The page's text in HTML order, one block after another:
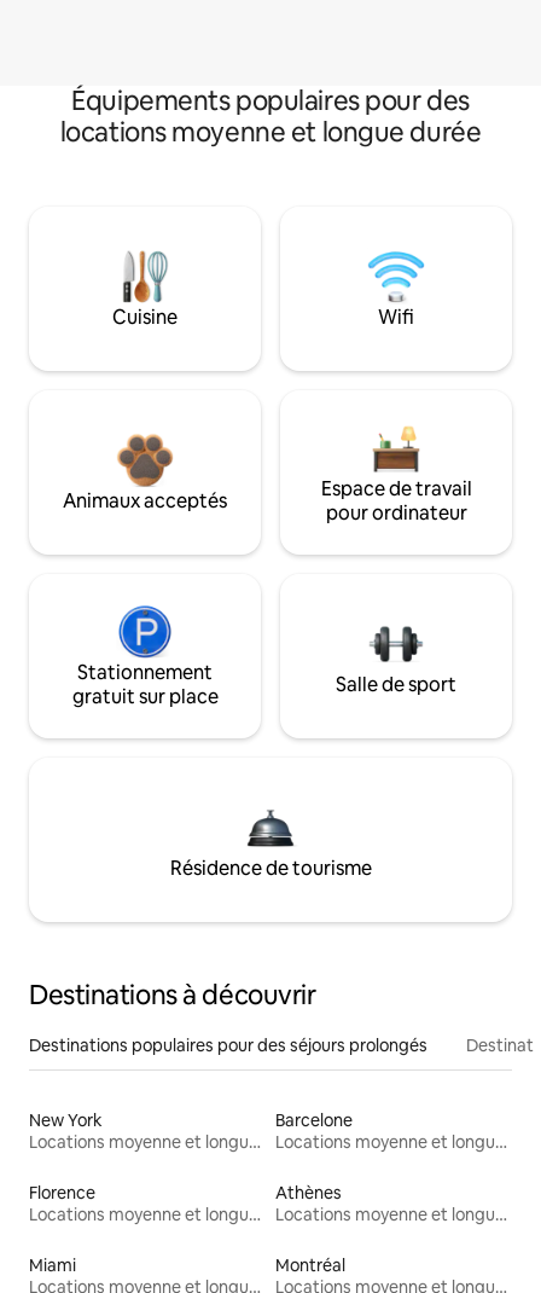
Équipements populaires pour des
locations moyenne et longue durée
Cuisine Wifi
Animaux acceptés
Espace de travail
pour ordinateur
Stationnement
gratuit sur place
Salle de sport
Résidence de tourisme
Destinations à découvrir
Destinations populaires pour des séjours prolongés
New York
Locations moyenne et longue durée
Barcelone
Locations moyenne et longue durée
Florence
Locations moyenne et longue durée
Athènes
Locations moyenne et longue durée
Miami
Locations moyenne et longue durée
Montréal
Locations moyenne et longue durée